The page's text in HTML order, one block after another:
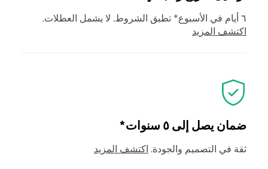
٦ أيام في الأسبوع* تطبق الشروط. لا يشمل العطلات.
اكتشف المزيد
ضمان يصل إلى ٥ سنوات*
ثقة في التصميم والجودة. اكتشف المزيد